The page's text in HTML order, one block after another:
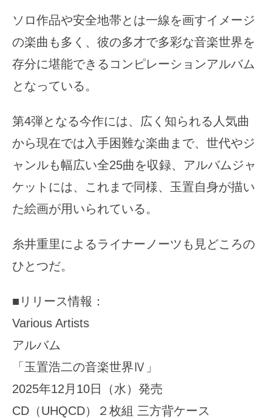
ソロ作品や安全地帯とは一線を画すイメージ
の楽曲も多く、彼の多才で多彩な音楽世界を
存分に堪能できるコンピレーションアルバム
となっている。
第4弾となる今作には、広く知られる人気曲
から現在では入手困難な楽曲まで、世代やジ
ャンルも幅広い全25曲を収録、アルバムジャ
ケットには、これまで同様、玉置自身が描い
た絵画が用いられている。
糸井重里によるライナーノーツも見どころの
ひとつだ。
■リリース情報：
Various Artists
アルバム
「玉置浩二の音楽世界Ⅳ」
2025年12月10日（水）発売
CD（UHQCD）２枚組 三方背ケース